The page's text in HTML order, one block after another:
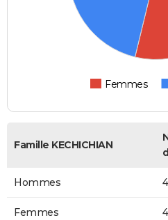
Femmes
Famille KECHICHIAN
Hommes
Femmes